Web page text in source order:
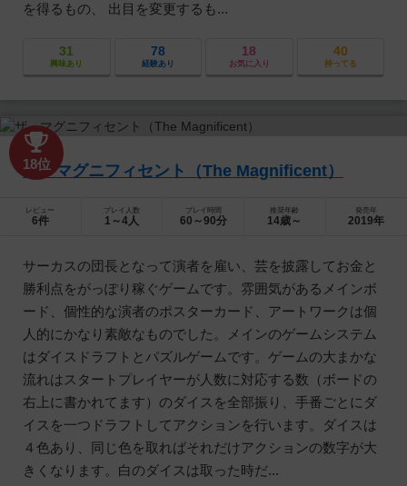
を得るもの、 出目を変更するも...
31
興味あり
78
経験あり
18
お気に入り
40
持ってる
18位
ザ・マグニフィセント（The Magnificent）
レビュー
6件
プレイ人数
1～4人
プレイ時間
60～90分
推奨年齢
14歳～
発売年
2019年
サーカスの団長となって演者を雇い、芸を披露してお金と
勝利点をがっぽり稼ぐゲームです。雰囲気があるメインボ
ード、個性的な演者のポスターカード、アートワークは個
人的にかなり素敵なものでした。メインのゲームシステム
はダイスドラフトとパズルゲームです。ゲームの大まかな
流れはスタートプレイヤーが人数に対応する数（ボードの
右上に書かれてます）のダイスを全部振り、手番ごとにダ
イスを一つドラフトしてアクションを行います。ダイスは
４色あり、同じ色を取ればそれだけアクションの数字が大
きくなります。白のダイスは取った時だ...